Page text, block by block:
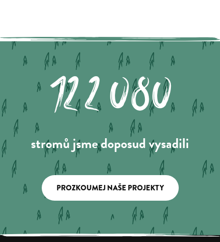
122.080
stromů jsme doposud vysadili
PROZKOUMEJ NAŠE PROJEKTY